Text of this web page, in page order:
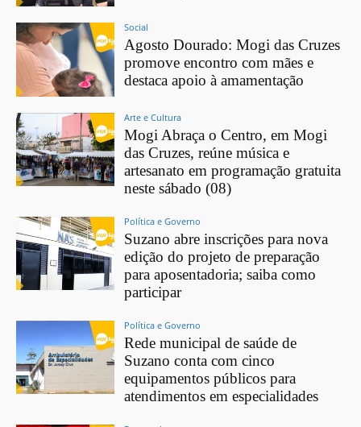
Social
Agosto Dourado: Mogi das Cruzes
promove encontro com mães e
destaca apoio à amamentação
Arte e Cultura
Mogi Abraça o Centro, em Mogi
das Cruzes, reúne música e
artesanato em programação gratuita
neste sábado (08)
Política e Governo
Suzano abre inscrições para nova
edição do projeto de preparação
para aposentadoria; saiba como
participar
Política e Governo
Rede municipal de saúde de
Suzano conta com cinco
equipamentos públicos para
atendimentos em especialidades